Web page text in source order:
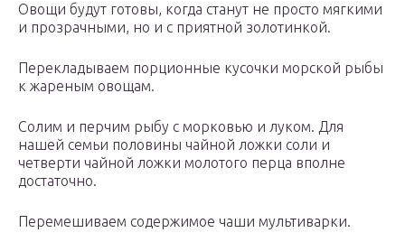
Овощи будут готовы, когда станут не просто мягкими
и прозрачными, но и с приятной золотинкой.
Перекладываем порционные кусочки морской рыбы
к жареным овощам.
Солим и перчим рыбу с морковью и луком. Для
нашей семьи половины чайной ложки соли и
четверти чайной ложки молотого перца вполне
достаточно.
Перемешиваем содержимое чаши мультиварки.